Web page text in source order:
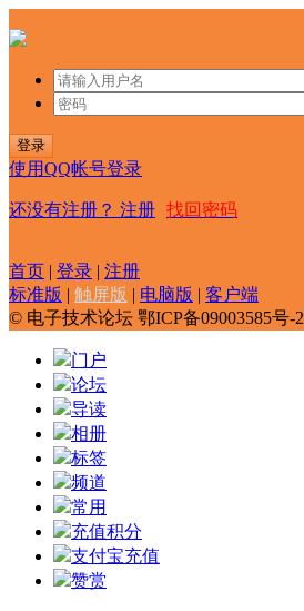
登录
使用QQ帐号登录
还没有注册？ 注册 找回密码
首页 | 登录 | 注册
标准版 | 触屏版 | 电脑版 | 客户端
© 电子技术论坛 鄂ICP备09003585号-2
门户
论坛
导读
相册
标签
频道
常用
充值积分
支付宝充值
赞赏